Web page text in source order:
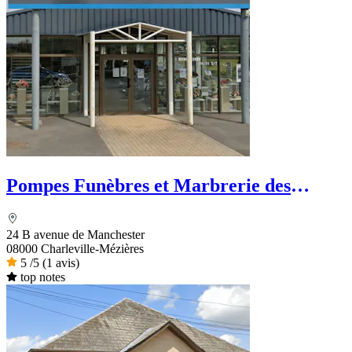
Pompes Funèbres et Marbrerie des
24 B avenue de Manchester
08000 Charleville-Mézières
5 /5 (1 avis)
top notes